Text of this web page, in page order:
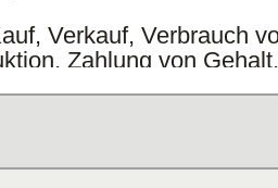
Verkauf, Verbrauch
Zahlung von Gehalt.